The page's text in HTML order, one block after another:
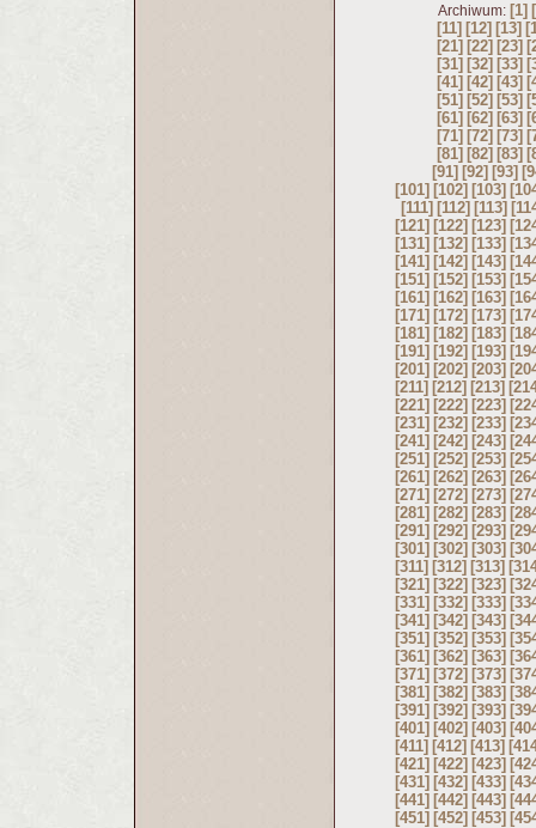
Archiwum: [1]
[11] [12] [13]
[21] [22] [23]
[31] [32] [33]
[41] [42] [43]
[51] [52] [53]
[61] [62] [63]
[71] [72] [73]
[81] [82] [83]
[91] [92] [93]
[101] [102] [103]
[111] [112] [113]
[121] [122] [123]
[131] [132] [133]
[141] [142] [143]
[151] [152] [153]
[161] [162] [163]
[171] [172] [173]
[181] [182] [183]
[191] [192] [193]
[201] [202] [203]
[211] [212] [213]
[221] [222] [223]
[231] [232] [233]
[241] [242] [243]
[251] [252] [253]
[261] [262] [263]
[271] [272] [273]
[281] [282] [283]
[291] [292] [293]
[301] [302] [303]
[311] [312] [313]
[321] [322] [323]
[331] [332] [333]
[341] [342] [343]
[351] [352] [353]
[361] [362] [363]
[371] [372] [373]
[381] [382] [383]
[391] [392] [393]
[401] [402] [403]
[411] [412] [413]
[421] [422] [423]
[431] [432] [433]
[441] [442] [443]
[451] [452] [453]